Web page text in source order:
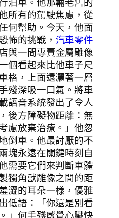
所有的駕駛焦慮，從
何幫助。今天，他面
怖的挑戰， 汽車零件
與一間專賣金屬雕像
個看起來比他車子尺
格，上面還灑著一層
殘深吸一口氣。將車
語音系統發出了令人
後方障礙物距離：無
慮放棄治療。」他忽
倒車。他最討厭的不
塊永遠在關鍵時刻自
需要它們來判斷車體
獨角獸雕像之間的距
澀的耳朵一樣，優雅
低語：「你還是別看